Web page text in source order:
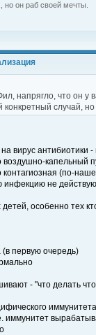
но он раб своей мечты.
напрягло, что он у
конкретный случай,
вирус антибиотики -
воздушно-капельный
(по-
инфекцию не
особенно тех
первую очередь)
- "что делать
иммунитета
иммунитет